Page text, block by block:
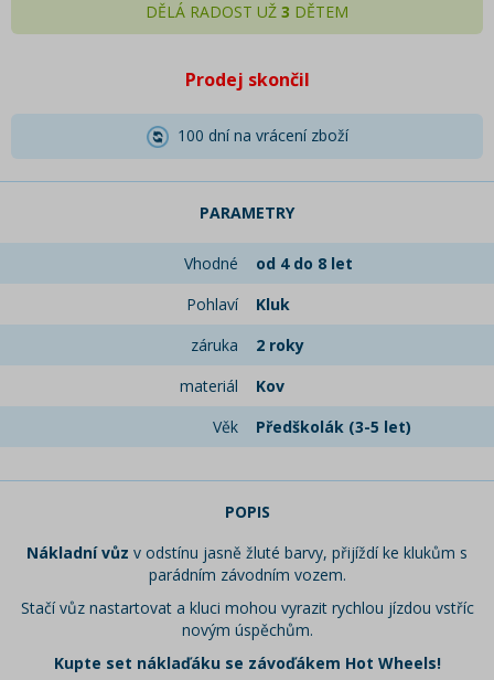
DĚLÁ RADOST UŽ 3 DĚTEM
Prodej skončil
100 dní na vrácení zboží
PARAMETRY
Vhodné
od 4 do 8 let
Pohlaví
Kluk
záruka
2 roky
materiál
Kov
Věk
Předškolák (3-5 let)
POPIS
Nákladní vůz v odstínu jasně žluté barvy, přijíždí ke klukům s
parádním závodním vozem.
Stačí vůz nastartovat a kluci mohou vyrazit rychlou jízdou vstříc
novým úspěchům.
Kupte set náklaďáku se závoďákem Hot Wheels!